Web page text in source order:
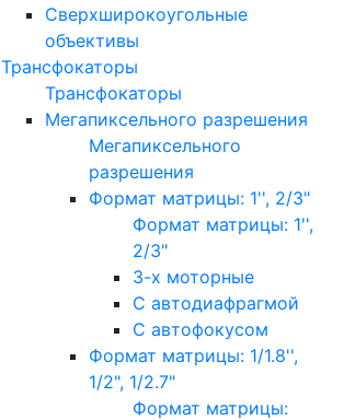
Сверхширокоугольные
объективы
Трансфокаторы
Трансфокаторы
Мегапиксельного разрешения
Мегапиксельного
разрешения
Формат матрицы: 1'', 2/3"
Формат матрицы: 1'',
2/3"
3-х моторные
С автодиафрагмой
С автофокусом
Формат матрицы: 1/1.8'',
1/2", 1/2.7"
Формат матрицы: